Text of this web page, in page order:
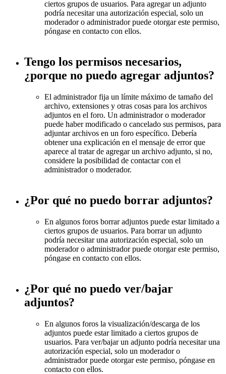
ciertos grupos de usuarios. Para agregar un adjunto
podría necesitar una autorización especial, solo un
moderador o administrador puede otorgar este permiso,
póngase en contacto con ellos.
Tengo los permisos necesarios,
¿porque no puedo agregar adjuntos?
El administrador fija un límite máximo de tamaño del
archivo, extensiones y otras cosas para los archivos
adjuntos en el foro. Un administrador o moderador
puede haber modificado o cancelado sus permisos, para
adjuntar archivos en un foro específico. Debería
obtener una explicación en el mensaje de error que
aparece al tratar de agregar un archivo adjunto, si no,
considere la posibilidad de contactar con el
administrador o moderador.
¿Por qué no puedo borrar adjuntos?
En algunos foros borrar adjuntos puede estar limitado a
ciertos grupos de usuarios. Para borrar un adjunto
podría necesitar una autorización especial, solo un
moderador o administrador puede otorgar este permiso,
póngase en contacto con ellos.
¿Por qué no puedo ver/bajar
adjuntos?
En algunos foros la visualización/descarga de los
adjuntos puede estar limitado a ciertos grupos de
usuarios. Para ver/bajar un adjunto podría necesitar una
autorización especial, solo un moderador o
administrador puede otorgar este permiso, póngase en
contacto con ellos.